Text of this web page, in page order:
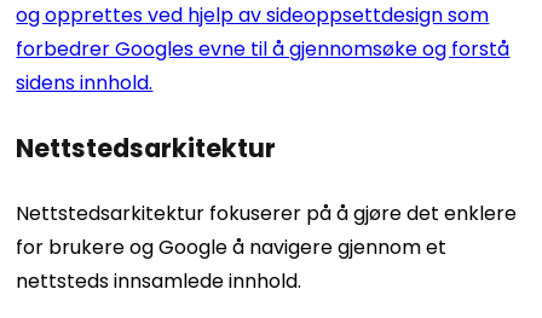
og opprettes ved hjelp av sideoppsettdesign som
forbedrer Googles evne til å gjennomsøke og forstå
sidens innhold.
Nettstedsarkitektur
Nettstedsarkitektur fokuserer på å gjøre det enklere
for brukere og Google å navigere gjennom et
nettsteds innsamlede innhold.